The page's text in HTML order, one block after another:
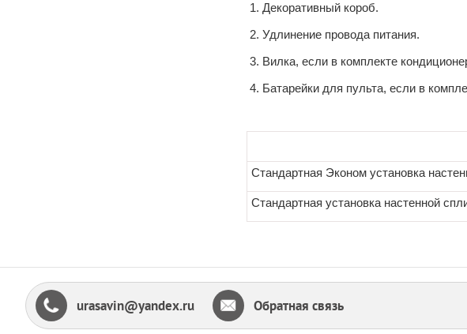
Декоративный короб.
Удлинение провода питания.
Вилка, если в комплекте
Батарейки для пульта, если в
Стандартная Эконом установка
Стандартная установка настенной
urasavin@yandex.ru Обратная связь